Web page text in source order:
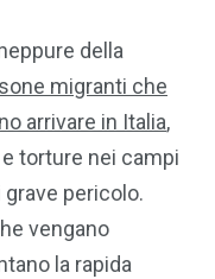
della
migranti che
arrivare in Italia,
torture nei campi
pericolo.
vengano
la rapida